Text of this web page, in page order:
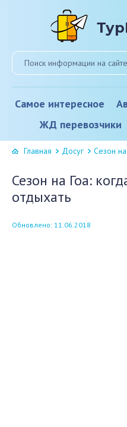
Самое интересное
ЖД перевозчики
Главная Досуг Сезон
Сезон на Гоа:
отдыхать
Обновлено: 11.06.2018